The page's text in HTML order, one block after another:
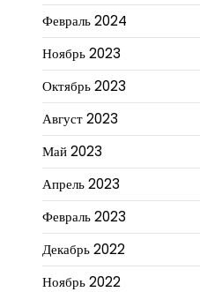
Февраль 2024
Ноябрь 2023
Октябрь 2023
Август 2023
Май 2023
Апрель 2023
Февраль 2023
Декабрь 2022
Ноябрь 2022